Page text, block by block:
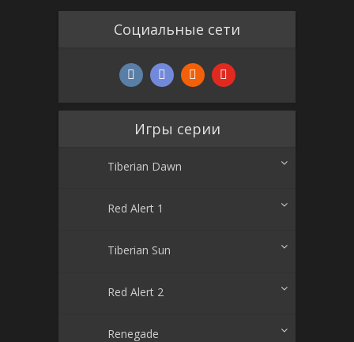
Социальные сети
Игры серии
Tiberian Dawn
Red Alert 1
Tiberian Sun
Red Alert 2
Renegade